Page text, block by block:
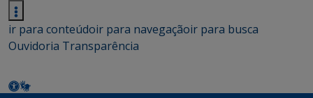
ir para conteúdoir para navegaçãoir para busca
Ouvidoria Transparência